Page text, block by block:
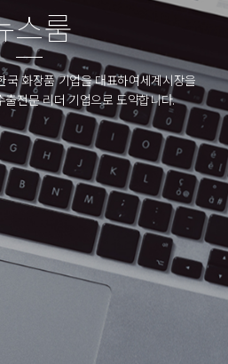
스룸
국 화장품 기업을 대표하여세계시장을
전문 리더 기업으로 도약합니다.